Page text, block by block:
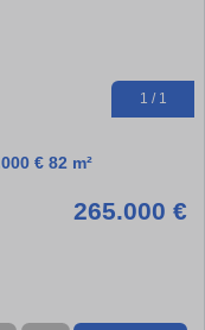
1 / 1
€ 82 m²
265.000 €